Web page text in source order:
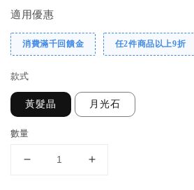
適用優惠
消費滿千回饋金 任2件商品以上9折
款式
黃髮晶 月光石
數量